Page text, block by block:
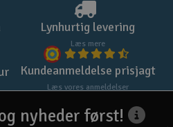
Lynhurtig levering
Læs mere
Kundeanmeldelse prisjagt
Læs vores anmeldelser
nyheder først!